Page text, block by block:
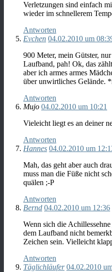
Verletzungen sind einfach
wieder im schnellerem
Antworten
Evchen 04.02.2010 um
900 Meter, mein Gütster,
Laufband, pah! Ok, das
aber ich armes armes
über unwirtliches Gelände.
Antworten
Mujo 04.02.2010 um 10:21
Vieleicht liegt es an deiner
Antworten
Hannes 04.02.2010 um
Mah, das geht aber auch
muss man die Füße nicht
quälen ;-P
Antworten
Bernd 04.02.2010 um 12:36
Wenn sich die
dem Laufband nicht
Zeichen sein. Vielleicht
Antworten
Täglichläufer 04.02.2010